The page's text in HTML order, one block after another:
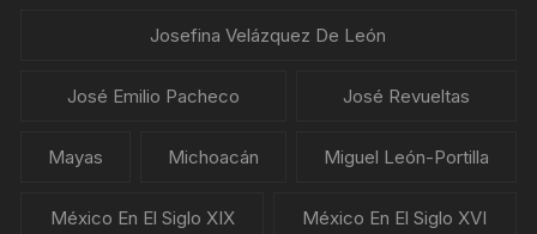
Josefina Velázquez De León
José Emilio Pacheco José Revueltas
Mayas Michoacán Miguel León-Portilla
México En El Siglo XIX México En El Siglo XVI